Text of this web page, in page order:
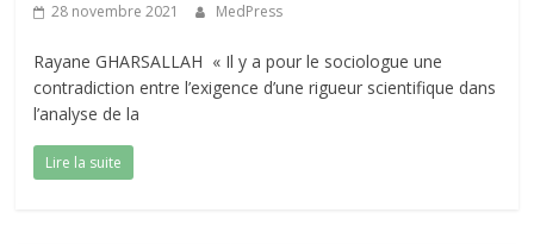
28 novembre 2021 MedPress
Rayane GHARSALLAH « Il y a pour le sociologue une
contradiction entre l’exigence d’une rigueur scientifique dans
l’analyse de la
Lire la suite